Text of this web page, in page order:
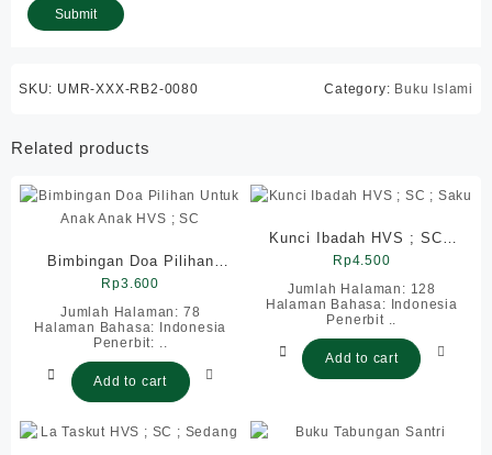
SKU: UMR-XXX-RB2-0080 Category: Buku Islami
Related products
Bimbingan Doa Pilihan
Untuk Anak Anak HVS ;
SC
Rp3.600
Jumlah Halaman: 78
Halaman Bahasa: Indonesia
Penerbit: ..
Add to cart
Kunci Ibadah HVS ; SC ;
Saku
Rp4.500
Jumlah Halaman: 128
Halaman Bahasa: Indonesia
Penerbit ..
Add to cart